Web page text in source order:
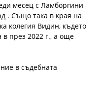
месец с Ламборгини
. Също така в края на
колегия Видин, където
през 2022 г., а още
в съдебната